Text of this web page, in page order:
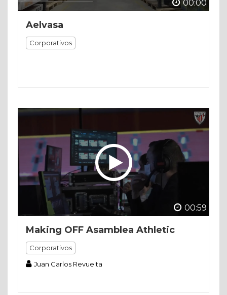
00:00
Aelvasa
Corporativos
00:59
Making OFF Asamblea Athletic
Corporativos
Juan Carlos Revuelta